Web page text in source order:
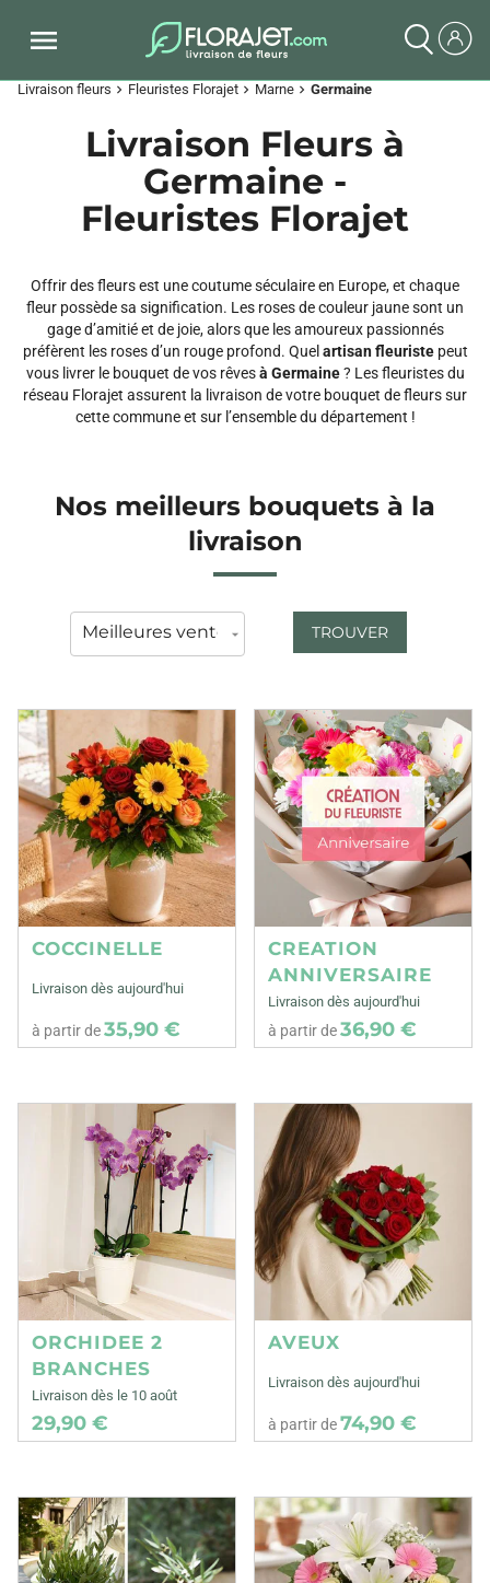
Livraison fleurs chevron_right Fleuristes Florajet chevron_right Marne chevron_right Germaine
Livraison Fleurs à
Germaine -
Fleuristes Florajet
Offrir des fleurs est une coutume séculaire en Europe, et chaque
fleur possède sa signification. Les roses de couleur jaune sont un
gage d’amitié et de joie, alors que les amoureux passionnés
préfèrent les roses d’un rouge profond. Quel artisan fleuristepeut
vous livrer le bouquet de vos rêvesà Germaine? Les fleuristes du
réseau Florajet assurent la livraison de votre bouquet de fleurs sur
cette commune et sur l’ensemble du département !
Nos meilleurs bouquets à la
livraison
TROUVER
COCCINELLE
Livraison dès aujourd'hui
à partir de35,90 €
CREATION
ANNIVERSAIRE
Livraison dès aujourd'hui
à partir de36,90 €
ORCHIDEE 2
BRANCHES
Livraison dès le 10 août
29,90 €
AVEUX
Livraison dès aujourd'hui
à partir de74,90 €